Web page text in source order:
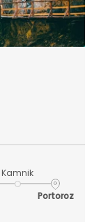
Kamnik
Portoroz